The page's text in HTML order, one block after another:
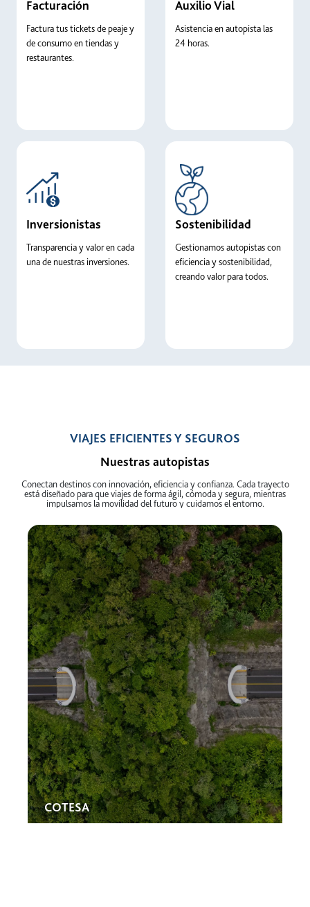
Facturación
Factura tus tickets de peaje y
de consumo en tiendas y
restaurantes.
Auxilio Vial
Asistencia en autopista las
24 horas.
Inversionistas
Transparencia y valor en cada
una de nuestras inversiones.
Sostenibilidad
Gestionamos autopistas con
eficiencia y sostenibilidad,
creando valor para todos.
VIAJES EFICIENTES Y SEGUROS
Nuestras autopistas
Conectan destinos con innovación, eficiencia y confianza. Cada trayecto
está diseñado para que viajes de forma ágil, cómoda y segura, mientras
impulsamos la movilidad del futuro y cuidamos el entorno.
COTESA